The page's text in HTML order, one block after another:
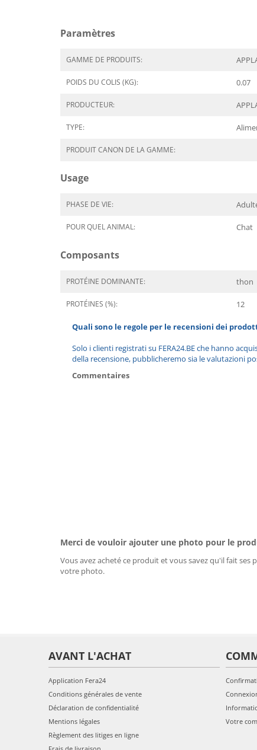
Paramètres
GAMME DE PRODUITS:
POIDS DU COLIS (KG): 0.07
PRODUCTEUR:
TYPE:
PRODUIT CANON DE LA GAMME:
Usage
PHASE DE VIE:
POUR QUEL ANIMAL: Chat
Composants
PROTÉINE DOMINANTE: thon
PROTÉINES (%): 12
Quali sono le regole per le recensioni dei
Solo i clienti registrati su FERA24.BE che hanno
della recensione, pubblicheremo sia le valutazioni
Commentaires
Merci de vouloir ajouter une photo pour le
Vous avez acheté ce produit et vous savez qu'il fait
votre photo.
AVANT L'ACHAT
Application Fera24
Conditions générales de vente
Déclaration de confidentialité
Mentions légales
Règlement des litiges en ligne
Votre